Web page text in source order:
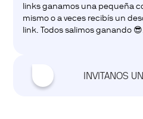
links ganamos una pequeña
mismo o a veces recibís un
link. Todos salimos ganando
INVITANOS